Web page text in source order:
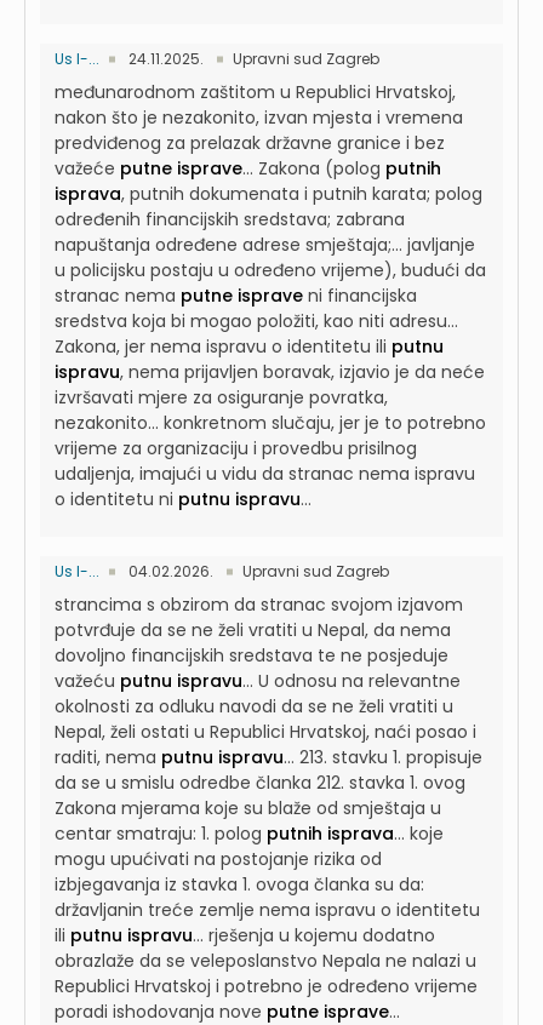
Us I-... 24.11.2025. Upravni sud Zagreb
međunarodnom zaštitom u Republici Hrvatskoj,
nakon što je nezakonito, izvan mjesta i vremena
predviđenog za prelazak državne granice i bez
važeće putne isprave... Zakona (polog putnih
isprava, putnih dokumenata i putnih karata; polog
određenih financijskih sredstava; zabrana
napuštanja određene adrese smještaja;... javljanje
u policijsku postaju u određeno vrijeme), budući da
stranac nema putne isprave ni financijska
sredstva koja bi mogao položiti, kao niti adresu...
Zakona, jer nema ispravu o identitetu ili putnu
ispravu, nema prijavljen boravak, izjavio je da neće
izvršavati mjere za osiguranje povratka,
nezakonito... konkretnom slučaju, jer je to potrebno
vrijeme za organizaciju i provedbu prisilnog
udaljenja, imajući u vidu da stranac nema ispravu
o identitetu ni putnu ispravu...
Us I-... 04.02.2026. Upravni sud Zagreb
strancima s obzirom da stranac svojom izjavom
potvrđuje da se ne želi vratiti u Nepal, da nema
dovoljno financijskih sredstava te ne posjeduje
važeću putnu ispravu... U odnosu na relevantne
okolnosti za odluku navodi da se ne želi vratiti u
Nepal, želi ostati u Republici Hrvatskoj, naći posao i
raditi, nema putnu ispravu... 213. stavku 1. propisuje
da se u smislu odredbe članka 212. stavka 1. ovog
Zakona mjerama koje su blaže od smještaja u
centar smatraju: 1. polog putnih isprava... koje
mogu upućivati na postojanje rizika od
izbjegavanja iz stavka 1. ovoga članka su da:
državljanin treće zemlje nema ispravu o identitetu
ili putnu ispravu... rješenja u kojemu dodatno
obrazlaže da se veleposlanstvo Nepala ne nalazi u
Republici Hrvatskoj i potrebno je određeno vrijeme
poradi ishodovanja nove putne isprave...